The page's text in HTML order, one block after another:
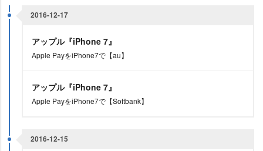
2016-12-17
アップル『iPhone 7』
Apple PayをiPhone7で【au】
アップル『iPhone 7』
Apple PayをiPhone7で【Softbank】
2016-12-15